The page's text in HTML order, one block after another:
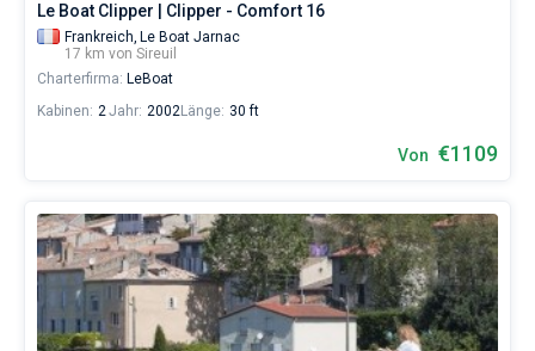
Le Boat Clipper | Clipper - Comfort 16
Frankreich, Le Boat Jarnac
17 km von Sireuil
Charterfirma: LeBoat
Kabinen: 2Jahr: 2002Länge: 30 ft
Von €1109